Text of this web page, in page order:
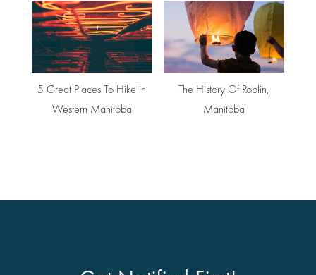
5 Great Places To Hike in
Western Manitoba
The History Of Roblin,
Manitoba